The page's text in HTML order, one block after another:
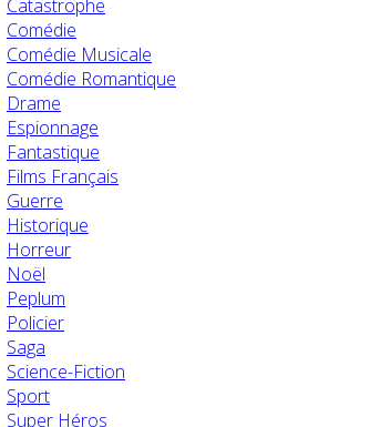
Catastrophe
Comédie
Comédie Musicale
Comédie Romantique
Drame
Espionnage
Fantastique
Films Français
Guerre
Historique
Horreur
Noël
Peplum
Policier
Saga
Science-Fiction
Sport
Super Héros